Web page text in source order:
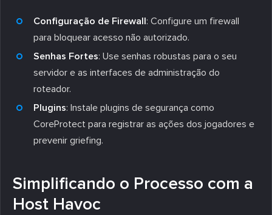
Configuração de Firewall: Configure um firewall
para bloquear acesso não autorizado.
Senhas Fortes: Use senhas robustas para o seu
servidor e as interfaces de administração do
roteador.
Plugins: Instale plugins de segurança como
CoreProtect para registrar as ações dos jogadores e
prevenir griefing.
Simplificando o Processo com a
Host Havoc